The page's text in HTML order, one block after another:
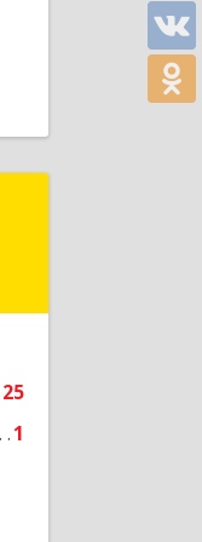
25
1